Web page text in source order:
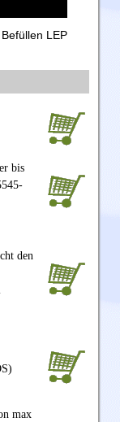
LEP
bis
den
max